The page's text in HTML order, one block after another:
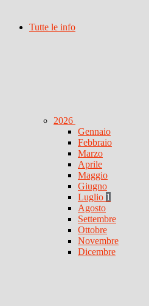
Tutte le info
2026
Gennaio
Febbraio
Marzo
Aprile
Maggio
Giugno
Luglio 1
Agosto
Settembre
Ottobre
Novembre
Dicembre